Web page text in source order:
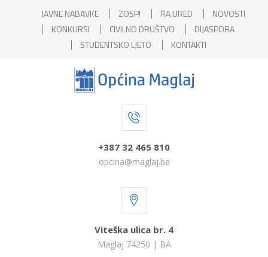
JAVNE NABAVKE ZOSPI RA URED
NOVOSTI
KONKURSI
CIVILNO DRUŠTVO
DIJASPORA
STUDENTSKO LJETO
KONTAKTI
+387 32 465 810
opcina@maglaj.ba
Viteška ulica br. 4
Maglaj 74250 | BA